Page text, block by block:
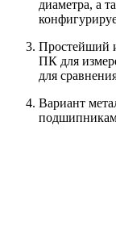
диаметра, а
Простейший
ПК для
для
Вариант